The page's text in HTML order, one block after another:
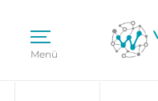
Menü